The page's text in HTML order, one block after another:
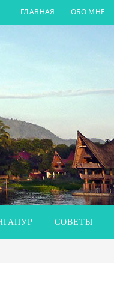
ГЛАВНАЯ ОБО МНЕ
СОВЕТЫ